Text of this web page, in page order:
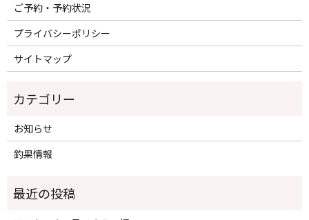
ご予約・予約状況
プライバシーポリシー
サイトマップ
カテゴリー
お知らせ
釣果情報